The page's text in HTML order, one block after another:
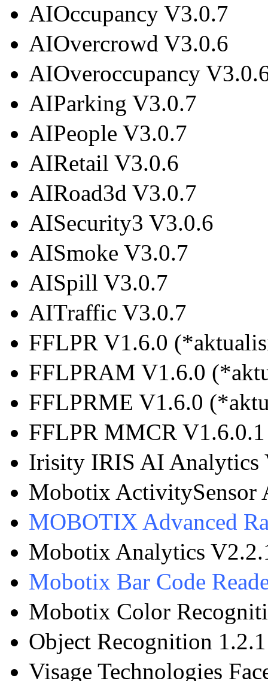
AIOccupancy V3.0.7
AIOvercrowd V3.0.6
AIOveroccupancy
AIParking V3.0.7
AIPeople V3.0.7
AIRetail V3.0.6
AIRoad3d V3.0.7
AISecurity3 V3.0.6
AISmoke V3.0.7
AISpill V3.0.7
AITraffic V3.0.7
FFLPR V1.6.0
FFLPRAM V1.6.0
FFLPRME V1.6.0
FFLPR MMCR
Irisity IRIS AI Analytics
Mobotix
MOBOTIX Advanced
Mobotix Analytics
Mobotix Bar Code
Mobotix Color
Object Recognition
Visage Technologies